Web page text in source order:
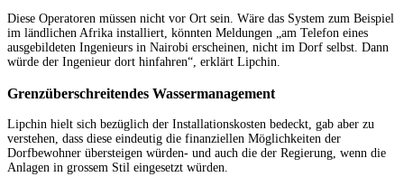
Diese Operatoren müssen nicht vor Ort sein. Wäre das System zum Beispiel
im ländlichen Afrika installiert, könnten Meldungen „am Telefon eines
ausgebildeten Ingenieurs in Nairobi erscheinen, nicht im Dorf selbst. Dann
würde der Ingenieur dort hinfahren“, erklärt Lipchin.
Grenzüberschreitendes Wassermanagement
Lipchin hielt sich bezüglich der Installationskosten bedeckt, gab aber zu
verstehen, dass diese eindeutig die finanziellen Möglichkeiten der
Dorfbewohner übersteigen würden- und auch die der Regierung, wenn die
Anlagen in grossem Stil eingesetzt würden.